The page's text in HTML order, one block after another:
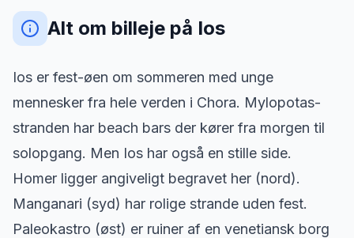
Alt om billeje på Ios
Ios er fest-øen om sommeren med unge
mennesker fra hele verden i Chora. Mylopotas-
stranden har beach bars der kører fra morgen til
solopgang. Men Ios har også en stille side.
Homer ligger angiveligt begravet her (nord).
Manganari (syd) har rolige strande uden fest.
Paleokastro (øst) er ruiner af en venetiansk borg